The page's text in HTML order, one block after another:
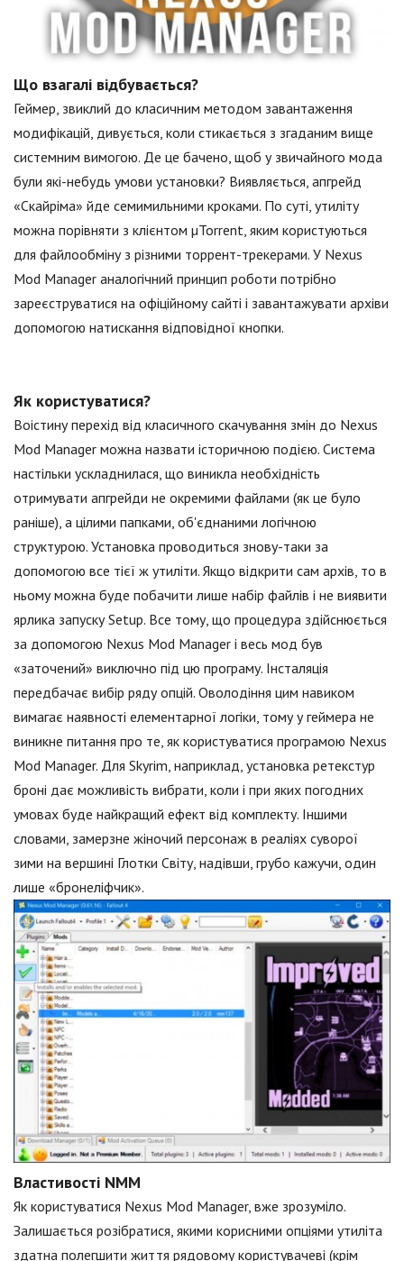
Що взагалі відбувається?
Геймер, звиклий до класичним методом завантаження
модифікацій, дивується, коли стикається з згаданим вище
системним вимогою. Де це бачено, щоб у звичайного мода
були які-небудь умови установки? Виявляється, апгрейд
«Скайріма» йде семимильними кроками. По суті, утиліту
можна порівняти з клієнтом µTorrent, яким користуються
для файлообміну з різними торрент-трекерами. У Nexus
Mod Manager аналогічний принцип роботи потрібно
зареєструватися на офіційному сайті і завантажувати архіви
допомогою натискання відповідної кнопки.
Як користуватися?
Воістину перехід від класичного скачування змін до Nexus
Mod Manager можна назвати історичною подією. Система
настільки ускладнилася, що виникла необхідність
отримувати апгрейди не окремими файлами (як це було
раніше), а цілими папками, об'єднаними логічною
структурою. Установка проводиться знову-таки за
допомогою все тієї ж утиліти. Якщо відкрити сам архів, то в
ньому можна буде побачити лише набір файлів і не виявити
ярлика запуску Setup. Все тому, що процедура здійснюється
за допомогою Nexus Mod Manager і весь мод був
«заточений» виключно під цю програму. Інсталяція
передбачає вибір ряду опцій. Оволодіння цим навиком
вимагає наявності елементарної логіки, тому у геймера не
виникне питання про те, як користуватися програмою Nexus
Mod Manager. Для Skyrim, наприклад, установка ретекстур
броні дає можливість вибрати, коли і при яких погодних
умовах буде найкращий ефект від комплекту. Іншими
словами, замерзне жіночий персонаж в реаліях суворої
зими на вершині Глотки Світу, надівши, грубо кажучи, один
лише «бронеліфчик».
Властивості NMM
Як користуватися Nexus Mod Manager, вже зрозуміло.
Залишається розібратися, якими корисними опціями утиліта
здатна полегшити життя рядовому користувачеві (крім